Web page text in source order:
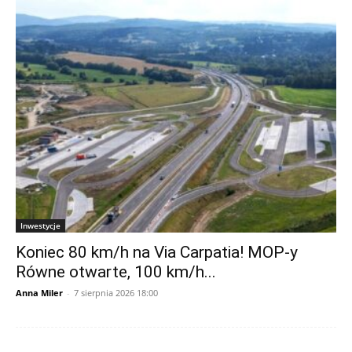
Inwestycje
Koniec 80 km/h na Via Carpatia! MOP-y
Równe otwarte, 100 km/h...
Anna Miler - 7 sierpnia 2026 18:00